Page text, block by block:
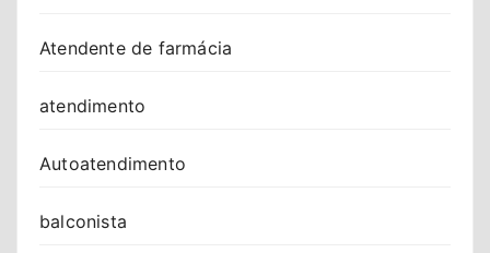
Atendente de farmácia
atendimento
Autoatendimento
balconista